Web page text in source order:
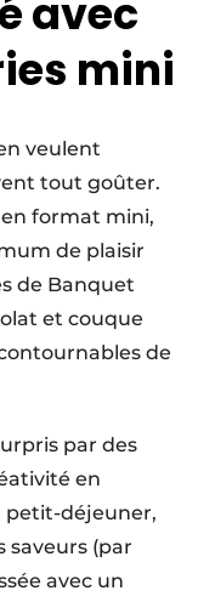
avec
mini
veulent
tout goûter.
en format mini,
de plaisir
de Banquet
et couque
de
par des
en
petit-déjeuner,
saveurs (par
avec un